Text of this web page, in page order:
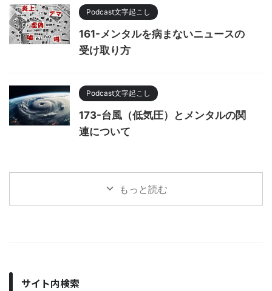
Podcast文字起こし
161-メンタルを病まないニュースの
受け取り方
Podcast文字起こし
173-台風（低気圧）とメンタルの関
連について
もっと読む
サイト内検索